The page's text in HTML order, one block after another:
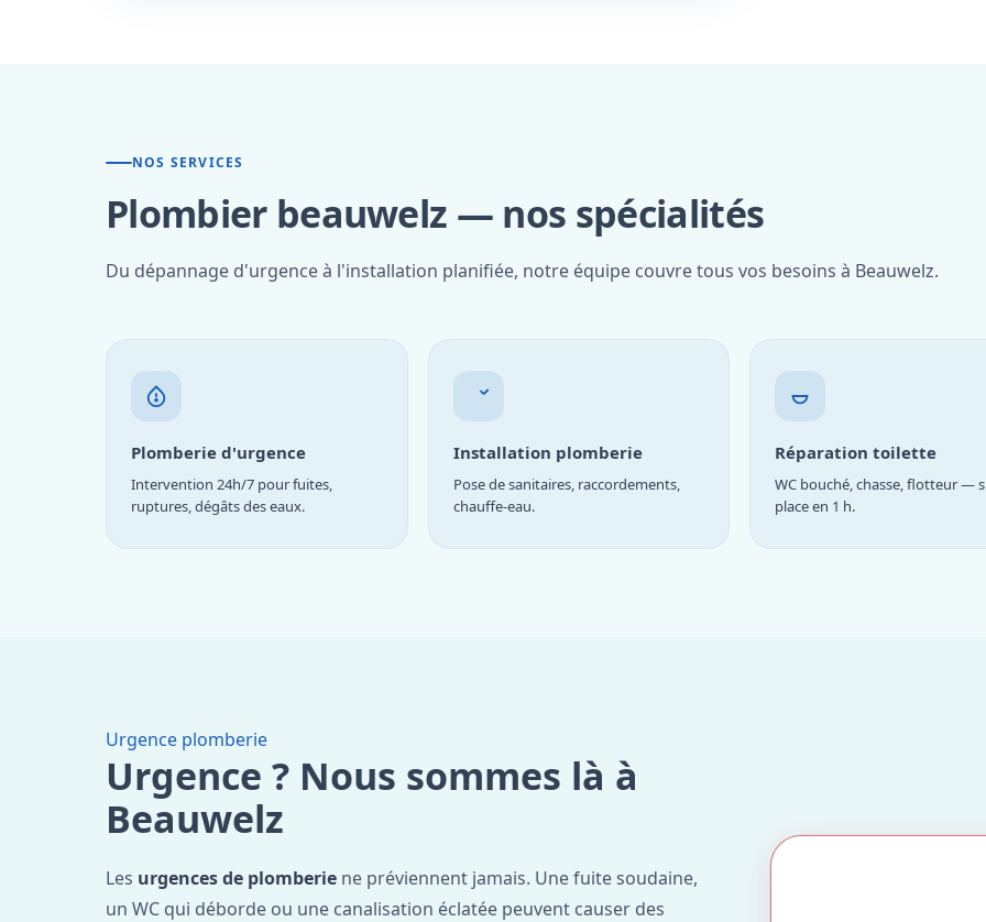
NOS SERVICES
Plombier beauwelz — nos spécialités
Du dépannage d'urgence à l'installation planifiée, notre équipe couvre tous vos besoins à Beauwelz.
Plomberie d'urgence
Intervention 24h/7 pour fuites,
ruptures, dégâts des eaux.
Installation plomberie
Pose de sanitaires, raccordements,
chauffe-eau.
Réparation toilette
WC bouché, chasse, flotteur —
place en 1 h.
Urgence plomberie
Urgence ? Nous sommes là à
Beauwelz
Les urgences de plomberie ne préviennent jamais. Une fuite soudaine,
un WC qui déborde ou une canalisation éclatée peuvent causer des